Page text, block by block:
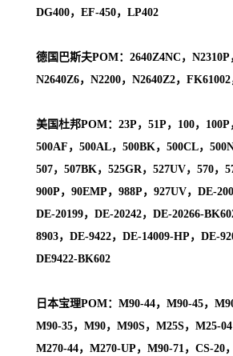
DG400，EF-450，LP402
德国巴斯夫POM：2640Z4NC，N2310P
N2640Z6，N2200，N2640Z2，
美国杜邦POM：23P，51P，100，100P
500AF，500AL，500BK，500CL，
507，507BK，525GR，527UV，570，
900P，90EMP，988P，927UV，DE-
DE-20199，DE-20242，DE-20266-
8903，DE-9422，DE-14009-HP，DE-
DE9422-BK602
日本宝理POM：M90-44，M90-45，
M90-35，M90，M90S，M25S，M25-04
M270-44，M270-UP，M90-71，CS-20